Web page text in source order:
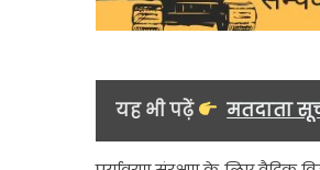
यह भी पढ़ें मतदाता